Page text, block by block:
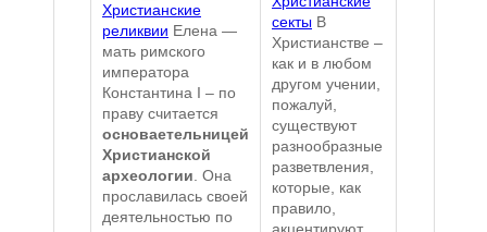
Христианские
реликвии Елена —
мать римского
императора
Константина I – по
праву считается
основаетельницей
Христианской
археологии . Она
прославилась своей
деятельностью по
секты В
Христианстве –
как и в любом
другом учении,
пожалуй,
существуют
разнообразные
разветвления,
которые, как
правило,